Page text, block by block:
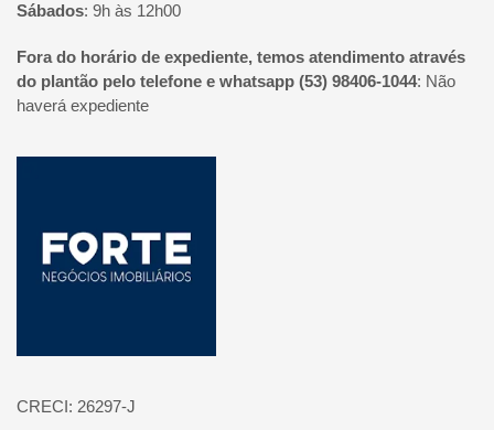
Sábados: 9h às 12h00
Fora do horário de expediente, temos atendimento através
do plantão pelo telefone e whatsapp (53) 98406-1044: Não
haverá expediente
CRECI: 26297-J